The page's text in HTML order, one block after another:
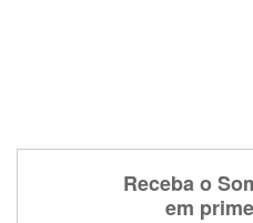
Receba o
em